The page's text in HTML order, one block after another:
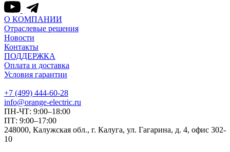
О КОМПАНИИ
Отраслевые решения
Новости
Контакты
ПОДДЕРЖКА
Оплата и доставка
Условия гарантии
+7 (499) 444-60-28
info@orange-electric.ru
ПН-ЧТ: 9:00–18:00
ПТ: 9:00–17:00
248000, Калужская обл., г. Калуга, ул. Гагарина, д. 4, офис 302-
10